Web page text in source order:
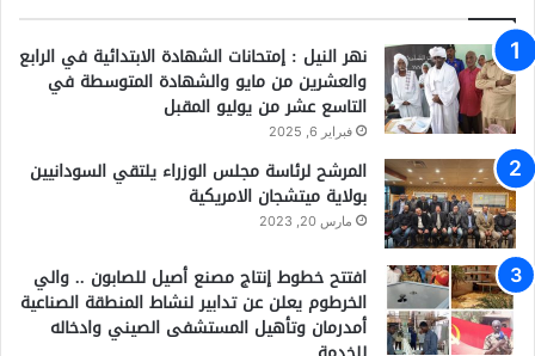
نهر النيل : إمتحانات الشهادة الابتدائية في الرابع
والعشرين من مايو والشهادة المتوسطة في
التاسع عشر من يوليو المقبل
فبراير 6, 2025
المرشح لرئاسة مجلس الوزراء يلتقي السودانيين
بولاية ميتشجان الامريكية
مارس 20, 2023
افتتح خطوط إنتاج مصنع أصيل للصابون .. والي
الخرطوم يعلن عن تدابير لنشاط المنطقة الصناعية
أمدرمان وتأهيل المستشفى الصيني وادخاله